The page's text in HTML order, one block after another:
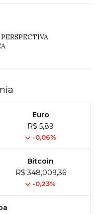
Euro
R$ 5,89
-0,06%
Bitcoin
R$ 348,009,36
-0,23%